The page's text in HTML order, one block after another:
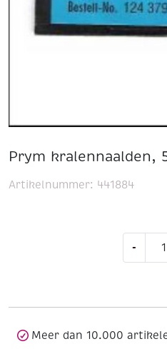
Prym kralennaalden,
-
aantal
Artikelnummer: 441884
Meer dan 10.000